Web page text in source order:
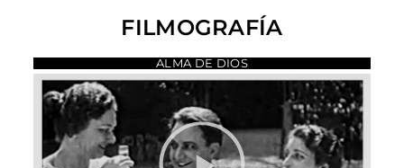
FILMOGRAFÍA
ALMA DE DIOS